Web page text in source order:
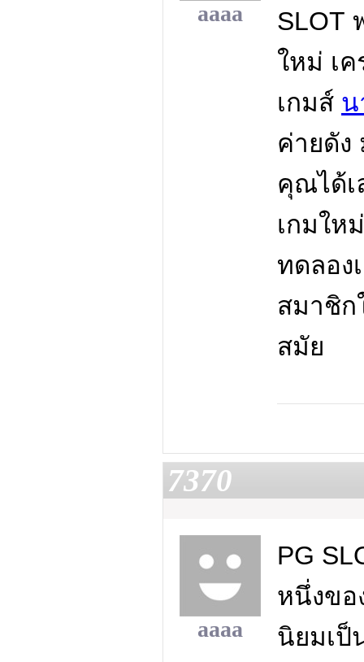
aaaa
SLOT
ใหม่ เ
เกมส์ น
ค่ายดัง
คุณได้เ
เกมให
ทดลอง
สมาชิก
สมัย
7370
aaaa
PG
หนึ่งขอ
นิยมเป็